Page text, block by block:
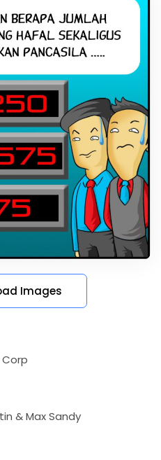
Images
Corp
& Max Sandy